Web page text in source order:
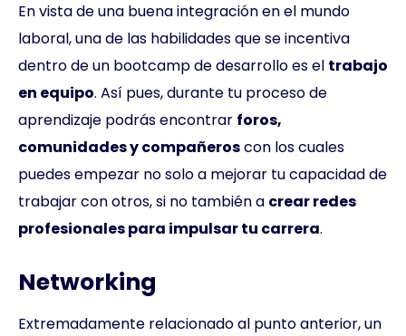
En vista de una buena integración en el mundo
laboral, una de las habilidades que se incentiva
dentro de un bootcamp de desarrollo es el trabajo
en equipo. Así pues, durante tu proceso de
aprendizaje podrás encontrar foros,
comunidades y compañeroscon los cuales
puedes empezar no solo a mejorar tu capacidad de
trabajar con otros, si no también a crear redes
profesionales para impulsar tu carrera.
Networking
Extremadamente relacionado al punto anterior, un